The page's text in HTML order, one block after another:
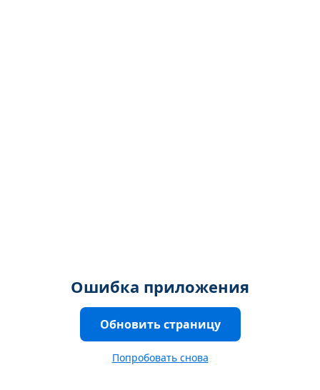
Ошибка приложения
Обновить страницу
Попробовать снова